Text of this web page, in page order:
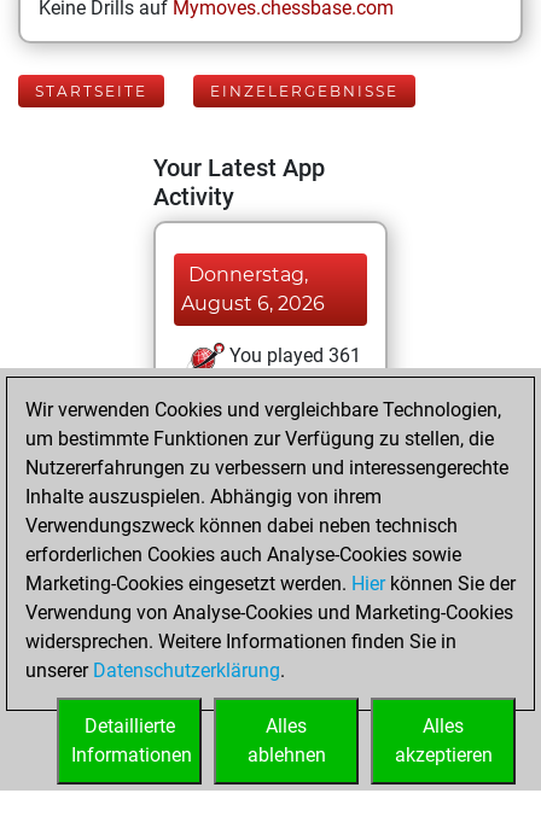
Keine Drills auf Mymoves.chessbase.com
STARTSEITE EINZELERGEBNISSE
Your Latest App
Activity
Donnerstag,
August 6, 2026
You played 361
You scored
+347 =8 -6 in blitz
Dienstag,
November 25,
2025
You played 39
slow games
Play
You scored +33
=0 -6 in slow games
Wir verwenden Cookies und vergleichbare Technologien,
um bestimmte Funktionen zur Verfügung zu stellen, die
Nutzererfahrungen zu verbessern und interessengerechte
Inhalte auszuspielen. Abhängig von ihrem
Verwendungszweck können dabei neben technisch
erforderlichen Cookies auch Analyse-Cookies sowie
Marketing-Cookies eingesetzt werden. Hierkönnen Sie der
Verwendung von Analyse-Cookies und Marketing-Cookies
widersprechen. Weitere Informationen finden Sie in
unserer Datenschutzerklärung.
Alles
akzeptieren
Alles
ablehnen
Detaillierte
Informationen